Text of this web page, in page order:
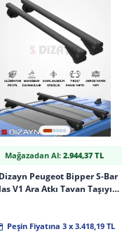
Mağazadan Al:2.944,37 TL
Peugeot Bipper S-Bar
V1 Ara Atkı Tavan Taşıyıcı
Peşin Fiyatına 3 x 3.418,19 TL